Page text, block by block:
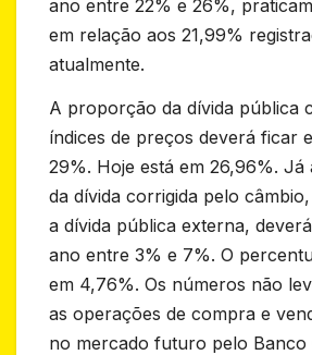
ano entre 22% e 26%,
em relação aos 21,99%
atualmente.
A proporção da dívida pública
índices de preços deverá ficar
29%. Hoje está em 26,96%. Já
da dívida corrigida pelo
a dívida pública externa,
ano entre 3% e 7%. O
em 4,76%. Os números não
as operações de compra e
no mercado futuro pelo Banco